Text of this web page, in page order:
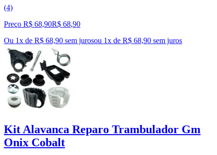
(4)
Preço R$ 68,90R$ 68,90
Ou 1x de R$ 68,90 sem jurosou 1x de R$ 68,90 sem juros
Kit Alavanca Reparo Trambulador Gm
Onix Cobalt